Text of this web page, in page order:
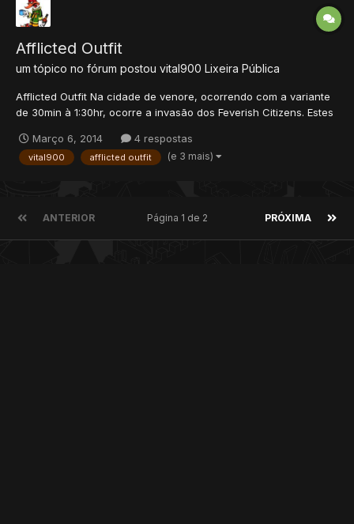
Afflicted Outfit
um tópico no fórum postou vital900 Lixeira Pública
Afflicted Outfit Na cidade de venore, ocorrendo com a variante
de 30min à 1:30hr, ocorre a invasão dos Feverish Citizens. Estes
Piece of Cloth, Luminous Piece of Cloth, Obvious Piece of
Cloth,Ominous Piece of Cloth, Voluminous Piece of C...
Março 6, 2014 4 respostas
vital900 afflicted outfit (e 3 mais)
ANTERIOR PRÓXIMA
Página 1 de 2